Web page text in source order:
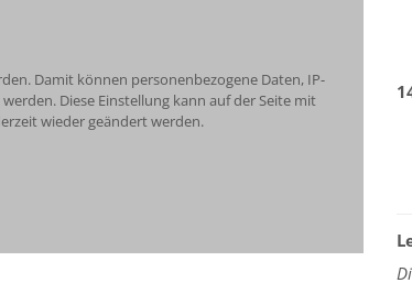
Damit können personenbezogene Daten, IP-
Diese Einstellung kann auf der Seite mit
wieder geändert werden.